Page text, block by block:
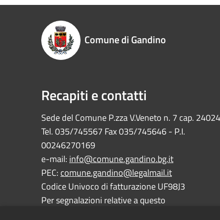
Comune di Gandino
Recapiti e contatti
Sede del Comune P.zza V.Veneto n. 7 cap. 24024
Tel. 035/745567 Fax 035/745646 - P.I.
00246270169
e-mail: info@comune.gandino.bg.it
PEC: comune.gandino@legalmail.it
Codice Univoco di fatturazione UF98J3
Per segnalazioni relative a questo